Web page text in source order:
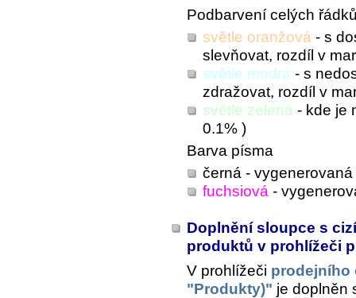
Podbarvení celých
světle oranžová - s
slevňovat, rozdíl v
světle modrá - s
zdražovat, rozdíl v
světle zelená - kde je
0.1% )
Barva písma
černá -
fuchsiová -
Doplnění sloupce s
produktů v prohlížeči
V prohlížeči prodejního
"Produkty)" je doplněn